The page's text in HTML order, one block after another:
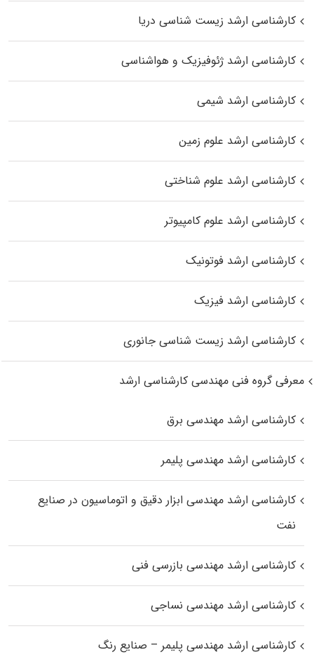
کارشناسی ارشد زیست‌ شناسی دریا
کارشناسی ارشد ژئوفیزیک و هواشناسی
کارشناسی ارشد شیمی
کارشناسی ارشد علوم زمین
کارشناسی ارشد علوم شناختی
کارشناسی ارشد علوم کامپیوتر
کارشناسی ارشد فوتونیک
کارشناسی ارشد فیزیک
کارشناسی ارشد زیست‌ شناسی جانوری
معرفی گروه فنی مهندسی کارشناسی ارشد
کارشناسی ارشد مهندسی برق
کارشناسی ارشد مهندسی پلیمر
کارشناسی ارشد مهندسی ابزار دقیق و اتوماسیون در صنایع
نفت
کارشناسی ارشد مهندسی بازرسی فنی
کارشناسی ارشد مهندسی نساجی
کارشناسی ارشد مهندسی پلیمر – صنایع رنگ